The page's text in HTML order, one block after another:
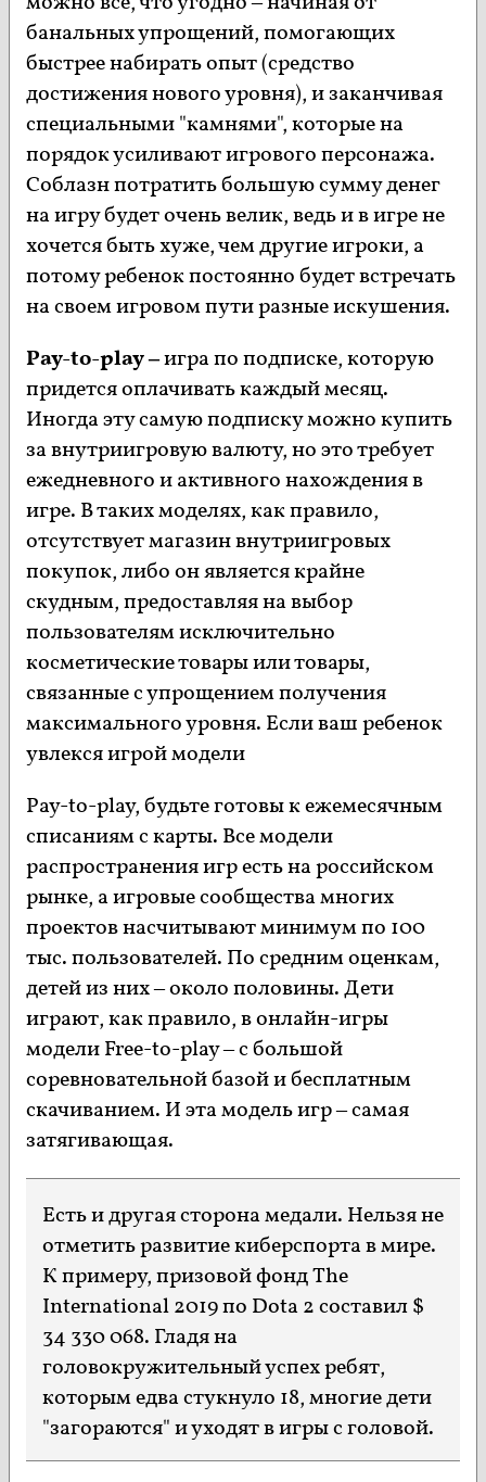
банальных упрощений, помогающих
быстрее набирать опыт (средство
достижения нового уровня), и заканчивая
специальными "камнями", которые на
порядок усиливают игрового персонажа.
Соблазн потратить большую сумму денег
на игру будет очень велик, ведь и в игре не
хочется быть хуже, чем другие игроки, а
потому ребенок постоянно будет встречать
на своем игровом пути разные искушения.
Pay-to-play –игра по подписке, которую
придется оплачивать каждый месяц.
Иногда эту самую подписку можно купить
за внутриигровую валюту, но это требует
ежедневного и активного нахождения в
игре. В таких моделях, как правило,
отсутствует магазин внутриигровых
покупок, либо он является крайне
скудным, предоставляя на выбор
пользователям исключительно
косметические товары или товары,
связанные с упрощением получения
максимального уровня. Если ваш ребенок
увлекся игрой модели
Pay-to-play, будьте готовы к ежемесячным
списаниям с карты. Все модели
распространения игр есть на российском
рынке, а игровые сообщества многих
проектов насчитывают минимум по 100
тыс. пользователей. По средним оценкам,
детей из них – около половины. Дети
играют, как правило, в онлайн-игры
модели Free-to-play – с большой
соревновательной базой и бесплатным
скачиванием. И эта модель игр – самая
затягивающая.
Есть и другая сторона медали. Нельзя не
отметить развитие киберспорта в мире.
К примеру, призовой фонд The
International 2019 по Dota 2 составил $
34 330 068. Гладя на
головокружительный успех ребят,
которым едва стукнуло 18, многие дети
"загораются" и уходят в игры с головой.